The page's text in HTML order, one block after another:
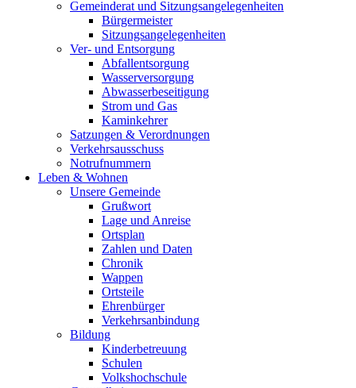
Gemeinderat und Sitzungsangelegenheiten
Bürgermeister
Sitzungsangelegenheiten
Ver- und Entsorgung
Abfallentsorgung
Wasserversorgung
Abwasserbeseitigung
Strom und Gas
Kaminkehrer
Satzungen & Verordnungen
Verkehrsausschuss
Notrufnummern
Leben & Wohnen
Unsere Gemeinde
Grußwort
Lage und Anreise
Ortsplan
Zahlen und Daten
Chronik
Wappen
Ortsteile
Ehrenbürger
Verkehrsanbindung
Bildung
Kinderbetreuung
Schulen
Volkshochschule